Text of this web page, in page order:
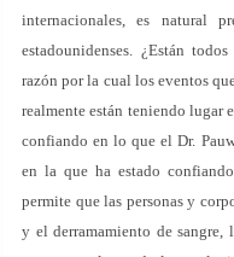
internacionales, es natural
estadounidenses. ¿Están
razón por la cual los eventos
realmente están teniendo lugar
confiando en lo que el Dr.
en la que ha estado
permite que las personas y
y el derramamiento de sangre,